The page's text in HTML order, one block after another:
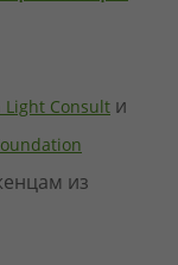
Light Consult и
из